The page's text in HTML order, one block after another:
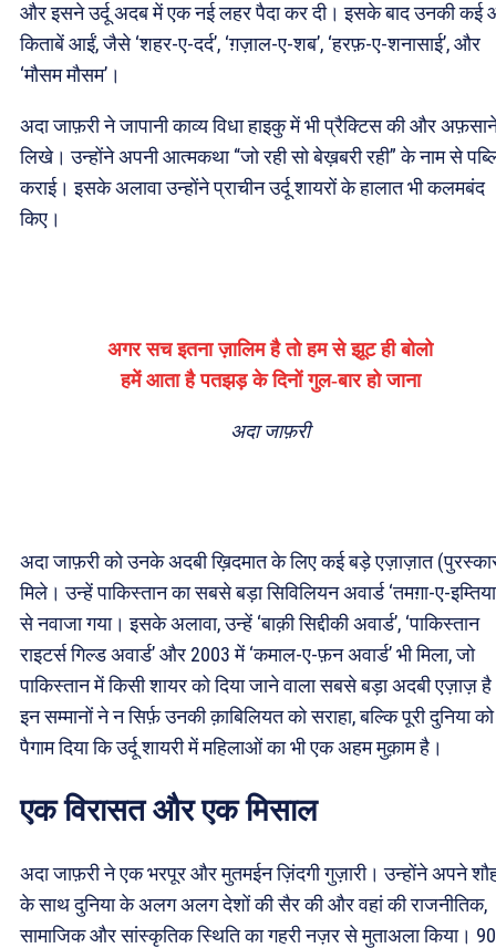
और इसने उर्दू अदब में एक नई लहर पैदा कर दी। इसके बाद उनकी कई
किताबें आईं, जैसे ‘शहर-ए-दर्द’, ‘ग़ज़ाल-ए-शब’, ‘हरफ़-ए-शनासाई’, और
‘मौसम मौसम’।
अदा जाफ़री ने जापानी काव्य विधा हाइकु में भी प्रैक्टिस की और
लिखे। उन्होंने अपनी आत्मकथा “जो रही सो बेख़बरी रही” के नाम से
कराई। इसके अलावा उन्होंने प्राचीन उर्दू शायरों के हालात भी कलमबंद
किए।
अगर सच इतना ज़ालिम है तो हम से झूट ही बोलो
हमें आता है पतझड़ के दिनों गुल-बार हो जाना
अदा जाफ़री
अदा जाफ़री को उनके अदबी ख़िदमात के लिए कई बड़े एज़ाज़ात
मिले। उन्हें पाकिस्तान का सबसे बड़ा सिविलियन अवार्ड ‘तमग़ा-ए-
से नवाजा गया। इसके अलावा, उन्हें ‘बाक़ी सिद्दीकी अवार्ड’, ‘पाकिस्तान
राइटर्स गिल्ड अवार्ड’ और 2003 में ‘कमाल-ए-फ़न अवार्ड’ भी मिला, जो
पाकिस्तान में किसी शायर को दिया जाने वाला सबसे बड़ा अदबी एज़ाज़
इन सम्मानों ने न सिर्फ़ उनकी क़ाबिलियत को सराहा, बल्कि पूरी दुनिया
पैगाम दिया कि उर्दू शायरी में महिलाओं का भी एक अहम मुक़ाम है।
एक विरासत और एक मिसाल
अदा जाफ़री ने एक भरपूर और मुतमईन ज़िंदगी गुज़ारी। उन्होंने अपने
के साथ दुनिया के अलग अलग देशों की सैर की और वहां की राजनीतिक,
सामाजिक और सांस्कृतिक स्थिति का गहरी नज़र से मुताअला किया। 90